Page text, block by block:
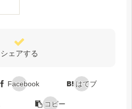
シェアする
Facebook はてブ
コピー